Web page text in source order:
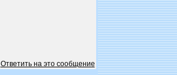
Ответить на это сообщение